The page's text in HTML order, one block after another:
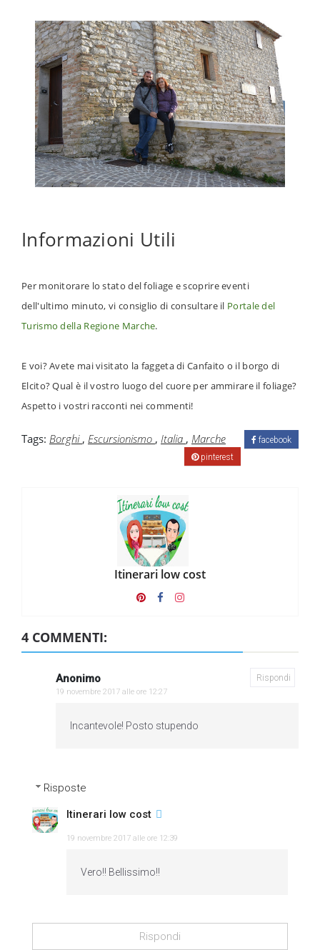
Informazioni Utili
Per monitorare lo stato del foliage e scoprire eventi
dell'ultimo minuto, vi consiglio di consultare il Portale del
Turismo della Regione Marche.
E voi?Avete mai visitato la faggeta di Canfaito o il borgo di
Elcito? Qual è il vostro luogo del cuore per ammirare il foliage?
Aspetto i vostri racconti nei commenti!
Tags: Borghi , Escursionismo , Italia , Marche
facebook
pinterest
Itinerari low cost
4 COMMENTI:
Anonimo
19 novembre 2017 alle ore 12:27
Incantevole! Posto stupendo
Rispondi
Risposte
Itinerari low cost
19 novembre 2017 alle ore 12:39
Vero!! Bellissimo!!
Rispondi